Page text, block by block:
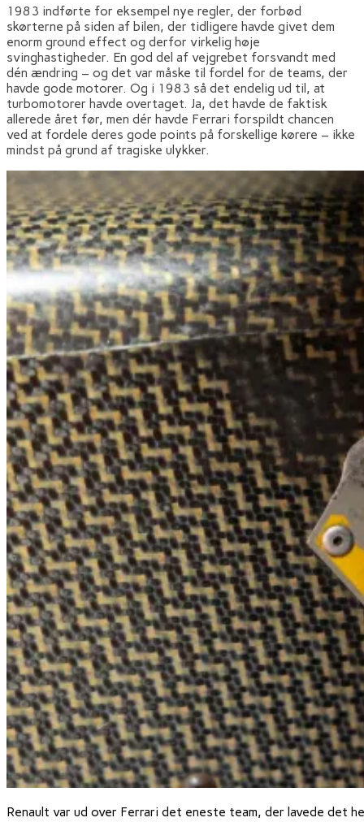
1983 indførte for eksempel nye regler, der forbød
skørterne på siden af bilen, der tidligere havde givet dem
enorm ground effect og derfor virkelig høje
svinghastigheder. En god del af vejgrebet forsvandt med
dén ændring – og det var måske til fordel for de teams, der
havde gode motorer. Og i 1983 så det endelig ud til, at
turbomotorer havde overtaget. Ja, det havde de faktisk
allerede året før, men dér havde Ferrari forspildt chancen
ved at fordele deres gode points på forskellige kørere – ikke
mindst på grund af tragiske ulykker.
Renault var ud over Ferrari det eneste team, der lavede det